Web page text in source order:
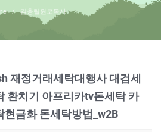
/ 김충렬원로목사
재정거래세탁대행사 대검세
환치기 아프리카tv돈세탁 카
금화 돈세탁방법_w2B